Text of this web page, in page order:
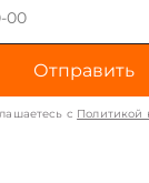
Отправить
с Политикой